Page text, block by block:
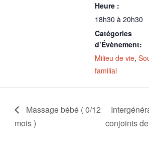
Heure :
18h30 à 20h30
Catégories
d’Évènement:
Milieu de vie,
familial
Massage bébé ( 0/12
mois )
conjoints